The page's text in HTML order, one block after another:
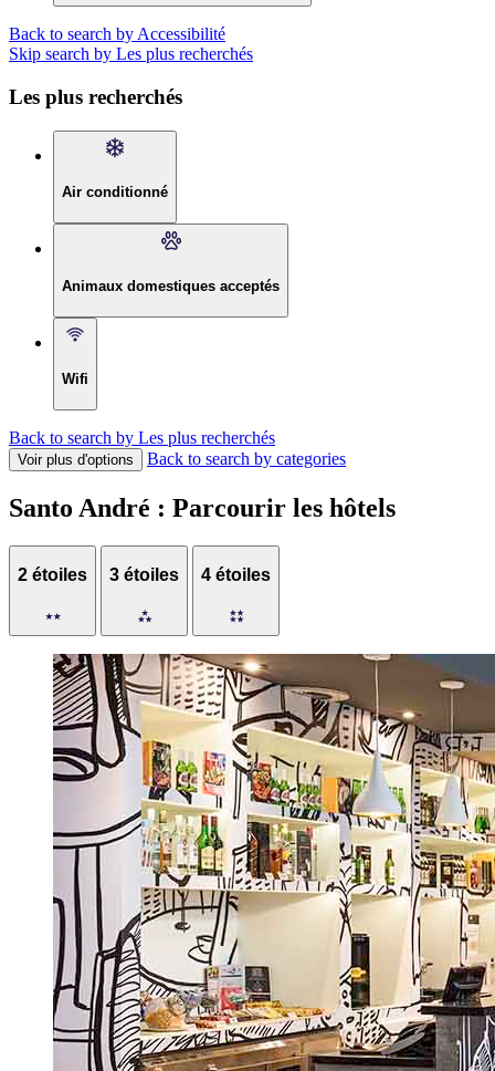
Back to search by Accessibilité
Skip search by Les plus recherchés
Les plus recherchés
Air conditionné
Animaux domestiques acceptés
Wifi
Back to search by Les plus recherchés
Voir plus d'options Back to search by categories
Santo André : Parcourir les hôtels
2 étoiles 3 étoiles 4 étoiles